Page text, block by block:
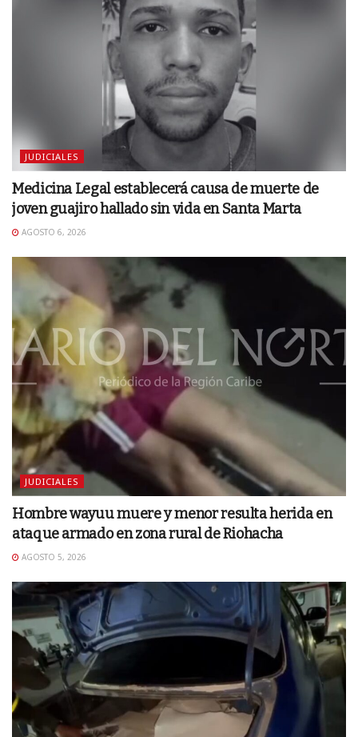
JUDICIALES
Medicina Legal establecerá causa de muerte de
joven guajiro hallado sin vida en Santa Marta
AGOSTO 6, 2026
JUDICIALES
Hombre wayuu muere y menor resulta herida en
ataque armado en zona rural de Riohacha
AGOSTO 5, 2026